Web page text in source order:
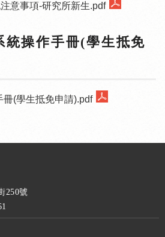
意事項-研究所新生.pdf
統操作手冊(學生抵免
(學生抵免申請).pdf
250號